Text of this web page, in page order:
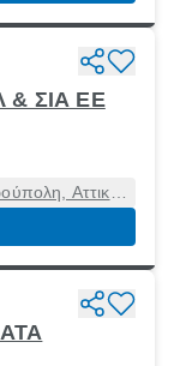
& ΣΙΑ ΕΕ
Αττική,